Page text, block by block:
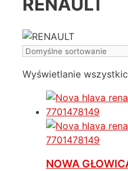
Wyświetlanie
NOWA